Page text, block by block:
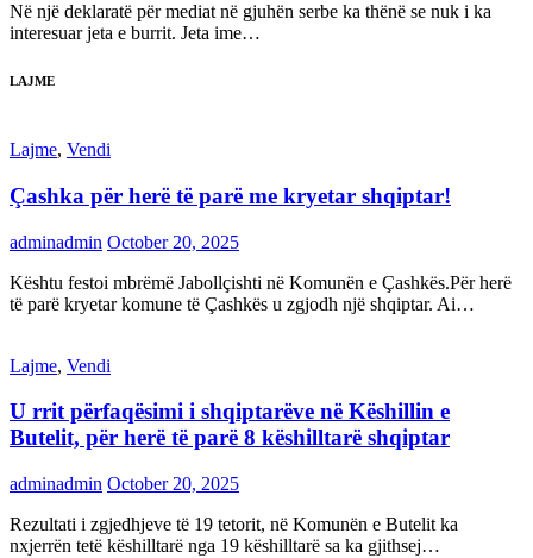
Në një deklaratë për mediat në gjuhën serbe ka thënë se nuk i ka
interesuar jeta e burrit. Jeta ime…
LAJME
Lajme, Vendi
Çashka për herë të parë me kryetar shqiptar!
adminadmin October 20, 2025
Kështu festoi mbrëmë Jabollçishti në Komunën e Çashkës.Për herë
të parë kryetar komune të Çashkës u zgjodh një shqiptar. Ai…
Lajme, Vendi
U rrit përfaqësimi i shqiptarëve në Këshillin e
Butelit, për herë të parë 8 këshilltarë shqiptar
adminadmin October 20, 2025
Rezultati i zgjedhjeve të 19 tetorit, në Komunën e Butelit ka
nxjerrën tetë këshilltarë nga 19 këshilltarë sa ka gjithsej…